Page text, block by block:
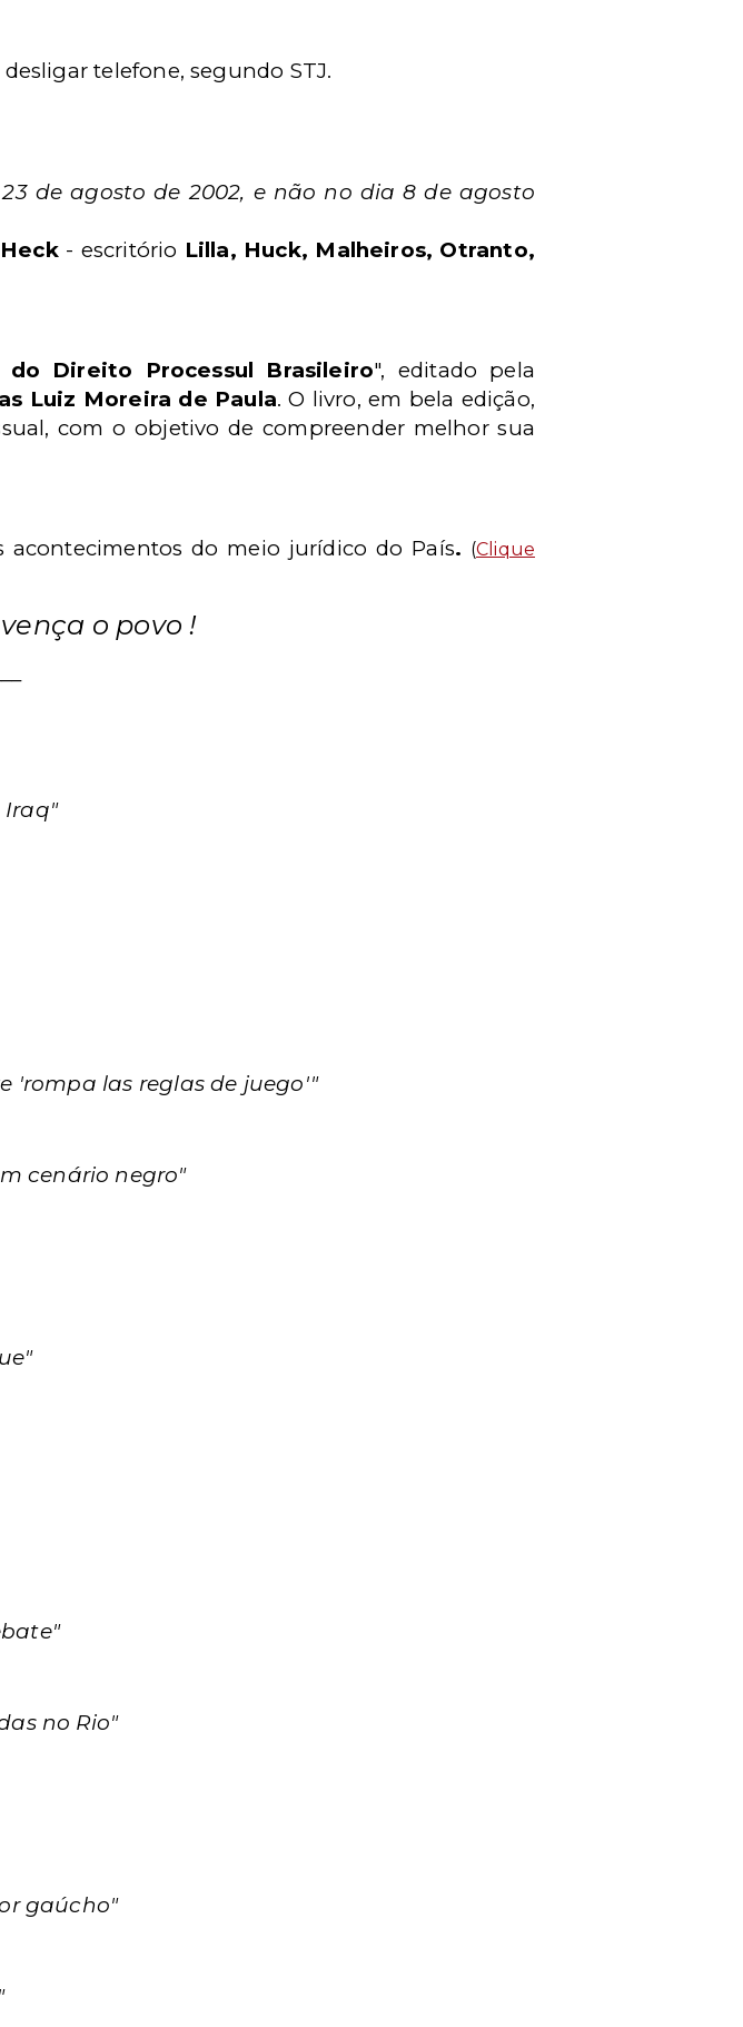
telefone, segundo STJ.
de agosto de 2002, e não no dia 8 de agosto
- escritório Lilla, Huck, Malheiros, Otranto,
do Direito Processul Brasileiro", editado pela
Luiz Moreira de Paula. O livro, em bela edição,
com o objetivo de compreender melhor sua
acontecimentos do meio jurídico do País. (Clique
o povo !
Iraq"
'rompa las reglas de juego'"
cenário negro"
no Rio"
gaúcho"